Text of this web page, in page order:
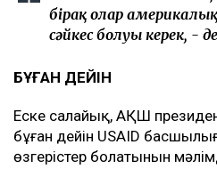
бірақ олар
сәйкес болуы керек, -
БҰҒАН ДЕЙІН
Еске салайық, АҚШ
бұған дейін USAID
өзгерістер болатынын